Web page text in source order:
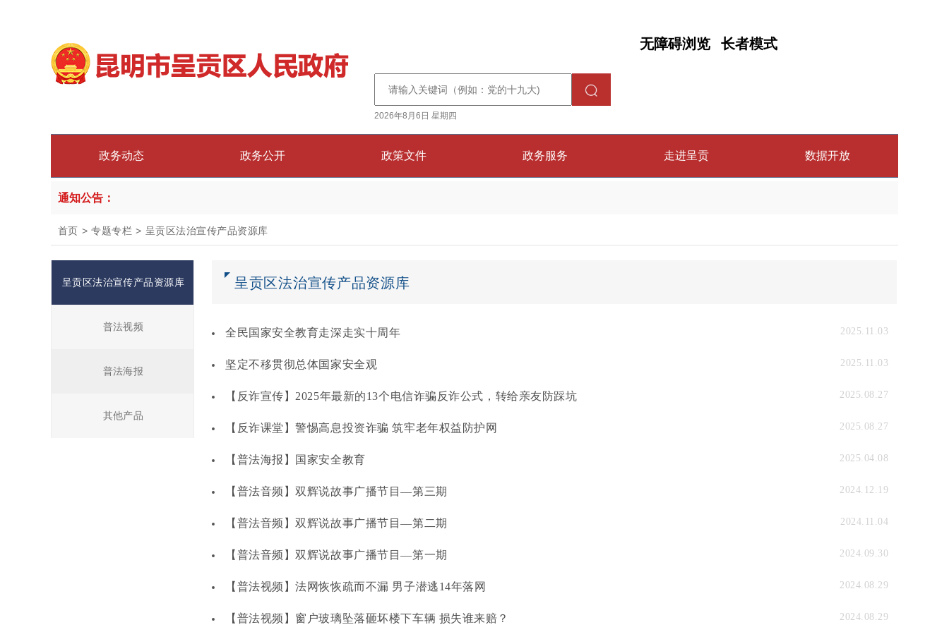
2026年8月6日 星期四
长者模式
无障碍浏览
政务动态 政务公开 政策文件 政务服务 走进呈贡 数据开放
通知公告：
首页 > 专题专栏 > 呈贡区法治宣传产品资源库
呈贡区法治宣传产品资源库
普法视频
普法海报
其他产品
呈贡区法治宣传产品资源库
全民国家安全教育走深走实十周年 2025.11.03
坚定不移贯彻总体国家安全观 2025.11.03
【反诈宣传】2025年最新的13个电信诈骗反诈公式，转给亲友防踩坑 2025.08.27
【反诈课堂】警惕高息投资诈骗 筑牢老年权益防护网 2025.08.27
【普法海报】国家安全教育 2025.04.08
【普法音频】双辉说故事广播节目—第三期 2024.12.19
【普法音频】双辉说故事广播节目—第二期 2024.11.04
【普法音频】双辉说故事广播节目—第一期 2024.09.30
【普法视频】法网恢恢疏而不漏 男子潜逃14年落网 2024.08.29
【普法视频】窗户玻璃坠落砸坏楼下车辆 损失谁来赔？ 2024.08.29